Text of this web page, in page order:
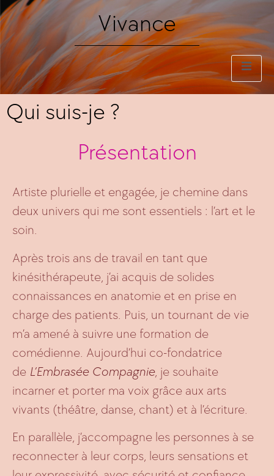
Vivance
Qui suis-je ?
Présentation
Artiste plurielle et engagée, je chemine dans
deux univers qui me sont essentiels : l’art et le
soin.
Après trois ans de travail en tant que
kinésithérapeute, j’ai acquis de solides
connaissances en anatomie et en prise en
charge des patients. Puis, un tournant de vie
m’a amené à suivre une formation de
comédienne. Aujourd’hui co-fondatrice
de L’Embrasée Compagnie, je souhaite
incarner et porter ma voix grâce aux arts
vivants (théâtre, danse, chant) et à l’écriture.
En parallèle, j’accompagne les personnes à se
reconnecter à leur corps, leurs sensations et